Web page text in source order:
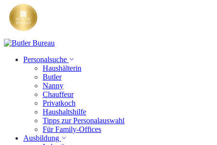
Personalsuche
Haushälterin
Butler
Nanny
Chauffeur
Privatkoch
Haushaltshilfe
Tipps zur Personalauswahl
Für Family-Offices
Ausbildung